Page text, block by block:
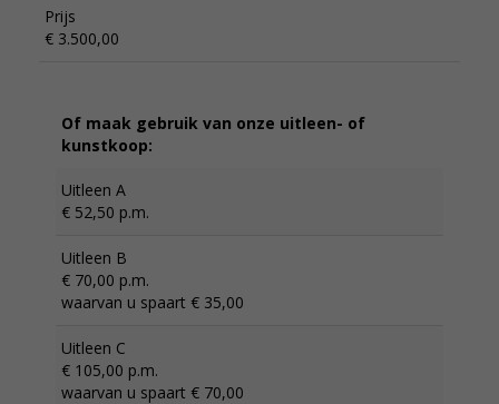
Prijs
€ 3.500,00
Of maak gebruik van onze uitleen- of
kunstkoop:
Uitleen A
€ 52,50 p.m.
Uitleen B
€ 70,00 p.m.
waarvan u spaart € 35,00
Uitleen C
€ 105,00 p.m.
waarvan u spaart € 70,00